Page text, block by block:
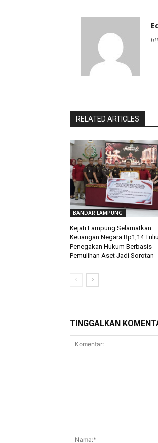
RELATED ARTICLES
BANDAR LAMPUNG
Kejati Lampung Selamatkan
Keuangan Negara Rp1,14
Penegakan Hukum Berbasis
Pemulihan Aset Jadi Sorotan
TINGGALKAN